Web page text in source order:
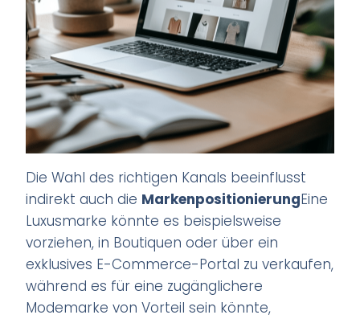
Die Wahl des richtigen Kanals beeinflusst
indirekt auch die MarkenpositionierungEine
Luxusmarke könnte es beispielsweise
vorziehen, in Boutiquen oder über ein
exklusives E-Commerce-Portal zu verkaufen,
während es für eine zugänglichere
Modemarke von Vorteil sein könnte,